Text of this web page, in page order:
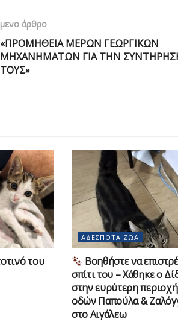
άρθρο
«ΠΡΟΜΗΘΕΙΑ ΜΕΡΩΝ ΓΕΩΡΓΙΚΩΝ
ΜΗΧΑΝΗΜΑΤΩΝ ΓΙΑ ΤΗΝ
ΤΟΥΣ»
του
ΑΔΈΣΠΟΤΑ ΖΏΑ
Βοηθήστε να
σπίτι του – Χάθηκε ο
στην ευρύτερη
οδών Παπούλα &
στο Αιγάλεω